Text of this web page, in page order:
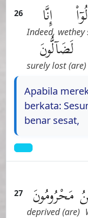
26
they
إِنَّا
Indeed, we
لَضَآلُّونَ
(are) surely lost
Apabila
berkata:
benar sesat,
27 مَحْرُومُونَ
(are) deprived